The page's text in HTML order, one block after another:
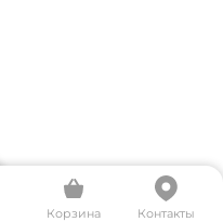
Корзина Контакты